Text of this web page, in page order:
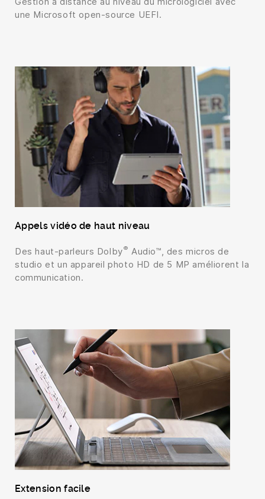
une Microsoft open-source UEFI.
Appels vidéo de haut niveau
Des haut-parleurs Dolby® Audio™, des micros de
studio et un appareil photo HD de 5 MP améliorent la
communication.
Extension facile